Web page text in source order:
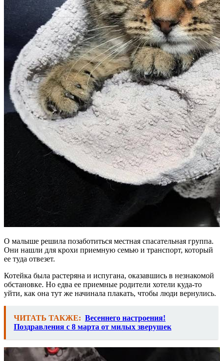
О малыше решила позаботиться местная спасательная группа.
Они нашли для крохи приемную семью и транспорт, который
ее туда отвезет.
Котейка была растеряна и испугана, оказавшись в незнакомой
обстановке. Но едва ее приемные родители хотели куда-то
уйти, как она тут же начинала плакать, чтобы люди вернулись.
ЧИТАТЬ ТАКЖЕ: Весеннего настроения!
Поздравления с 8 марта от милых зверушек